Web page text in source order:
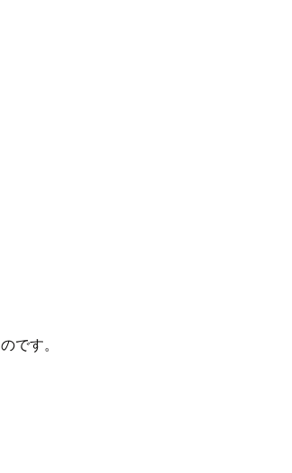
のです。